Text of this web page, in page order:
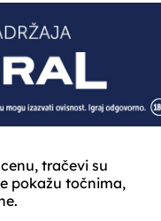
tračevi su
pokažu točnima,